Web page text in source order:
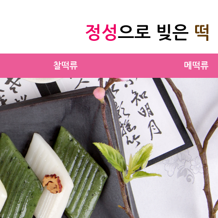
정성으로 빚은 떡
찰떡류 메떡류